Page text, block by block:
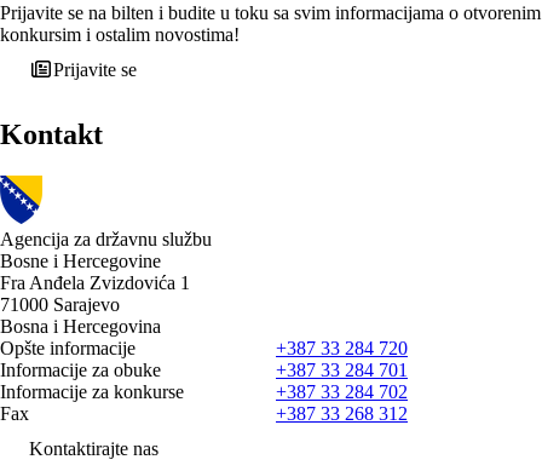
Prijavite se na bilten i budite u toku sa svim informacijama o otvorenim
konkursim i ostalim novostima!
Prijavite se
Kontakt
Agencija za državnu službu
Bosne i Hercegovine
Fra Anđela Zvizdovića 1
71000 Sarajevo
Bosna i Hercegovina
Opšte informacije
+387 33 284 720
Informacije za obuke
+387 33 284 701
Informacije za konkurse
+387 33 284 702
Fax
+387 33 268 312
Kontaktirajte nas